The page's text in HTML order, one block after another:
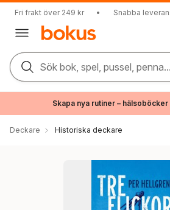
Fri frakt över 249 kr • Snabba
Sök bok, spel, pussel, penna...
Skapa nya rutiner –
Deckare Historiska deckare